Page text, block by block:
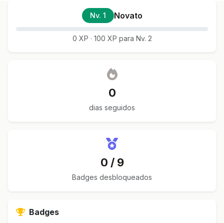
Nv. 1 Novato
0 XP · 100 XP para Nv. 2
0
dias seguidos
0 / 9
Badges desbloqueados
Badges